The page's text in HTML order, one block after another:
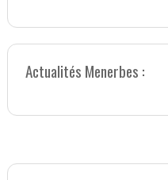
Actualités Menerbes :